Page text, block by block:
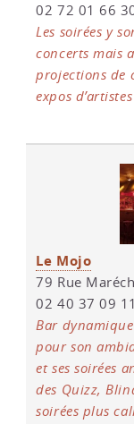
02 72 01 66
Les soirées y
concerts mais
projections de
expos
Le Mojo
79 Rue
02 40 37 09 11
Bar
pour son
et ses soirées
des Quizz,
soirées plus